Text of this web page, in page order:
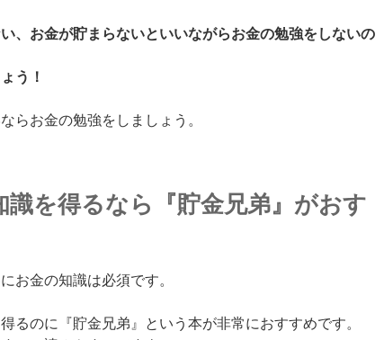
、お金が貯まらないといいながらお金の勉強をしないの
う！
らお金の勉強をしましょう。
識を得るなら『貯金兄弟』がおす
お金の知識は必須です。
るのに『貯金兄弟』という本が非常におすすめです。